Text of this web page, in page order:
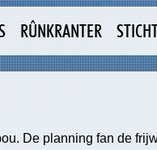
RÛNKRANTER
De planning fan de